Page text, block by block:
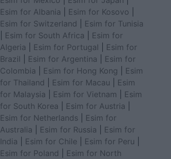
Esim for Albania
Esim for Kosovo
Esim for Switzerland
Esim for Tunisia
Esim for South Africa
Esim for
Algeria
Esim for Portugal
Esim for
Brazil
Esim for Argentina
Esim for
Colombia
Esim for Hong Kong
Esim
for Thailand
Esim for Macau
Esim
for Malaysia
Esim for Vietnam
Esim
for South Korea
Esim for Austria
Esim for Netherlands
Esim for
Australia
Esim for Russia
Esim for
India
Esim for Chile Esim for Peru
Esim for Poland
Esim for North